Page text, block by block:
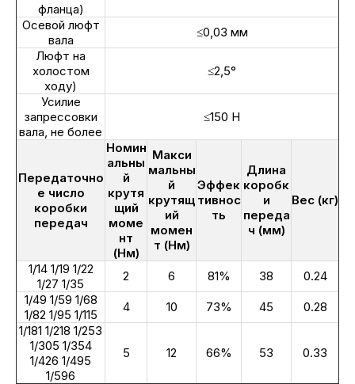
фланца)
Осевой люфт
вала
≤0,03 мм
Люфт на
холостом
ходу)
≤2,5°
Усилие
запрессовки
вала, не более
≤150 Н
Передаточно
е число
коробки
передач
Номин
альны
й
крутя
щий
моме
нт
(Нм)
Макси
мальны
й
крутящ
ий
момен
т (Нм)
Эффек
тивнос
ть
Длина
коробк
и
переда
ч (мм)
Вес (кг)
1/14 1/19 1/22
1/27 1/35
2 6 81% 38
0.24
1/49 1/59 1/68
1/82 1/95 1/115
4 10 73% 45
0.28
1/181 1/218 1/253
1/305 1/354
1/426 1/495
1/596
5 12 66% 53 0.33